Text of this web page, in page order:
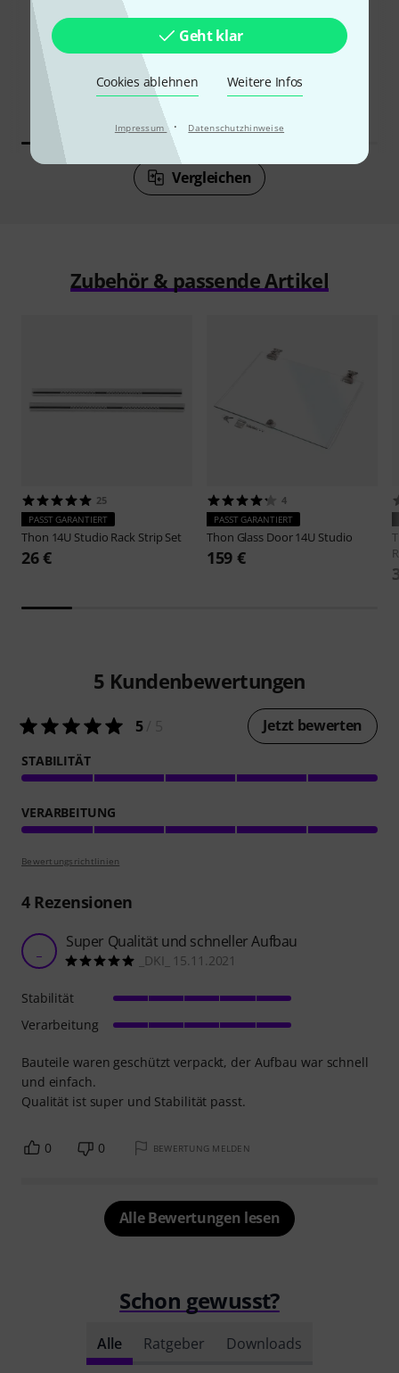
Geht klar
Cookies ablehnen Weitere Infos
Impressum · Datenschutzhinweise
KAUFTEN
GENAU DIESES PRODUKT
158 €
6%
KAUFTEN
oak
Vergleichen
Zubehör & passende Artikel
25
PASST GARANTIERT
Thon 14U Studio Rack Strip Set
26 €
4
PASST GARANTIERT
Thon Glass Door 14U Studio
159 €
5 Kundenbewertungen
5/ 5 Jetzt bewerten
STABILITÄT
VERARBEITUNG
Bewertungsrichtlinien
4Rezensionen
Super Qualität und schneller Aufbau
_DKI_ 15.11.2021
Bauteile waren geschützt verpackt, der Aufbau war schnell
und einfach.
Qualität ist super und Stabilität passt.
Stabilität
Verarbeitung
0 0 BEWERTUNG MELDEN
Alle Bewertungen lesen
Schon gewusst?
Alle Ratgeber Downloads